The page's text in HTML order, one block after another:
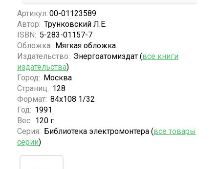
Артикул: 00-01123589
Автор: Трунковский Л.Е.
ISBN: 5-283-01157-7
Обложка: Мягкая обложка
Издательство: Энергоатомиздат (все книги
издательства)
Город: Москва
Страниц: 128
Формат: 84x108 1/32
Год: 1991
Вес: 120 г
Серия: Библиотека электромонтера (все товары
серии)